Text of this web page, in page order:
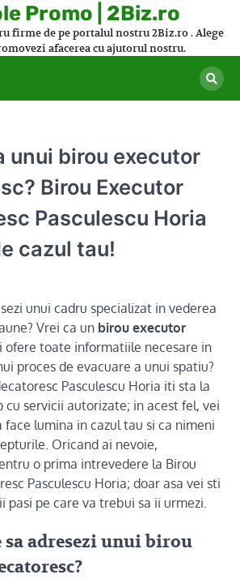
Promo | 2Biz.ro
firme de pe portalul nostru 2Biz.ro . Alege
afacerea cu ajutorul nostru.
unui birou executor
Birou Executor
Pasculescu Horia
cazul tau!
unui cadru specializat in vederea
Vrei ca un birou executor
ofere toate informatiile necesare in
proces de evacuare a unui spatiu?
Pasculescu Horia iti sta la
cu servicii autorizate; in acest fel, vei
face lumina in cazul tau si ca nimeni
Oricand ai nevoie,
o prima intrevedere la Birou
Pasculescu Horia; doar asa vei sti
pasi pe care va trebui sa ii urmezi.
sa adresezi unui birou